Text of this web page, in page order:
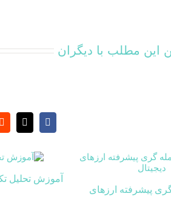
این مطلب با دیگران
پیشرفته ارزهای
آموزش تحلیل